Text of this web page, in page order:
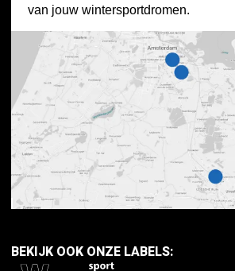
van jouw wintersportdromen.
BEKIJK OOK ONZE LABELS: